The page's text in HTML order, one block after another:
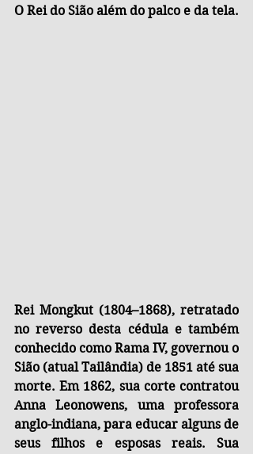
O Rei do Sião além do palco e da tela.
Rei Mongkut (1804–1868), retratado
no reverso desta cédula e também
conhecido como Rama IV, governou o
Sião (atual Tailândia) de 1851 até sua
morte. Em 1862, sua corte contratou
Anna Leonowens, uma professora
anglo-indiana, para educar alguns de
seus filhos e esposas reais. Sua